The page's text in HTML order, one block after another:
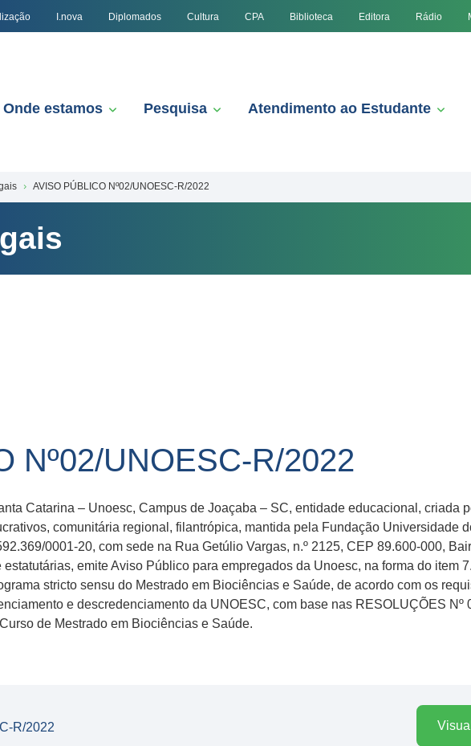
I.nova Diplomados Cultura CPA Biblioteca Editora Rádio
Onde estamos Pesquisa Atendimento ao Estudante
AVISO PÚBLICO Nº02/UNOESC-R/2022
Nº02/UNOESC-R/2022
Catarina – Unoesc, Campus de Joaçaba – SC, entidade educacional, criada
comunitária regional, filantrópica, mantida pela Fundação Universidade
0001-20, com sede na Rua Getúlio Vargas, n.º 2125, CEP 89.600-000,
emite Aviso Público para empregados da Unoesc, na forma do item
stricto sensu do Mestrado em Biociências e Saúde, de acordo com os
e descredenciamento da UNOESC, com base nas RESOLUÇÕES Nº
de Mestrado em Biociências e Saúde.
R/2022